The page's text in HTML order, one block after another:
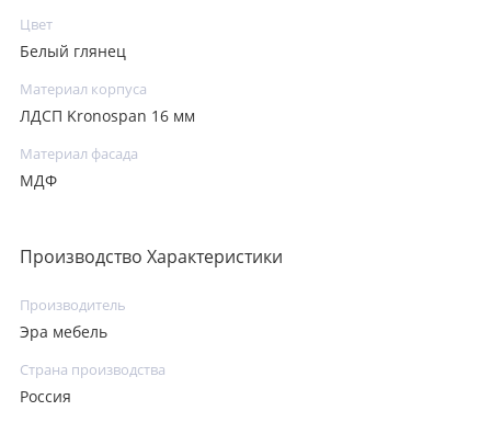
Цвет
Белый глянец
Материал корпуса
ЛДСП Kronospan 16 мм
Материал фасада
МДФ
Производство Характеристики
Производитель
Эра мебель
Страна производства
Россия